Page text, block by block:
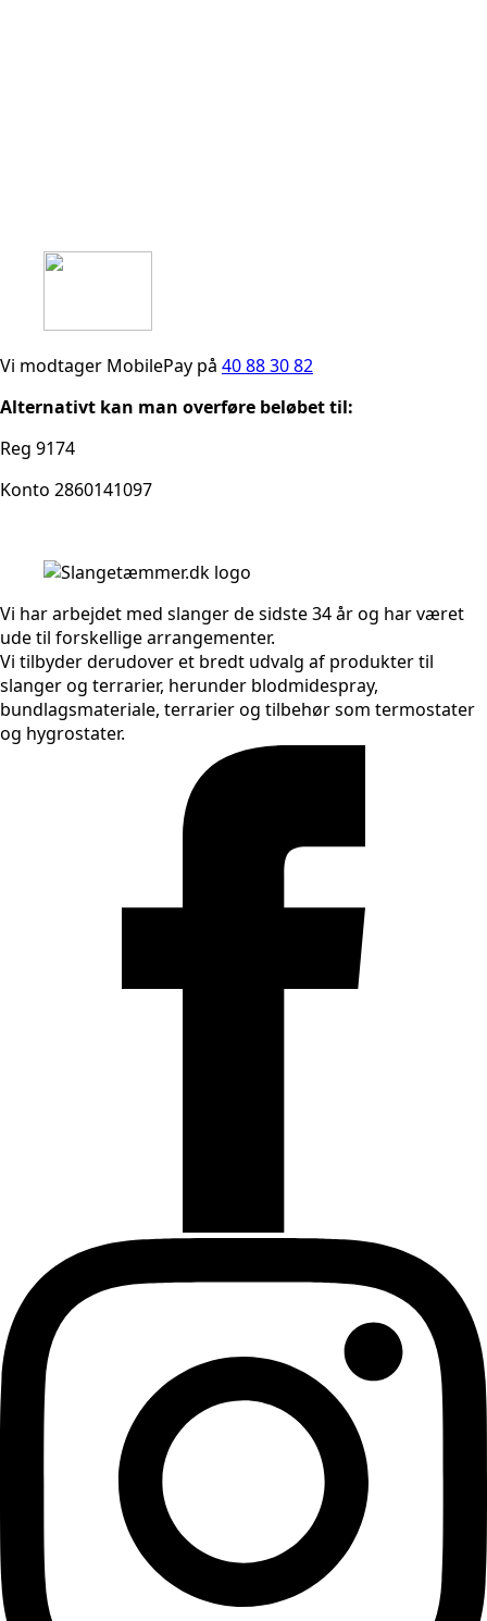
Vi modtager MobilePay på 40 88 30 82​
​Alternativt kan man overføre beløbet til:
Reg 9174
Konto 2860141097
Vi har arbejdet med slanger de sidste 34 år og har været
ude til forskellige arrangementer.
Vi tilbyder derudover et bredt udvalg af produkter til
slanger og terrarier, herunder blodmidespray,
bundlagsmateriale, terrarier og tilbehør som termostater
og hygrostater.